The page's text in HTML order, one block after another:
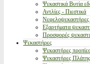
Ψεκαστικά Βυτία
Αντλίες - Πιεστικά
Εξαρτήματα
Προσφορές
Ψεκαστήρες
Ψεκαστήρες
Ψεκαστήρες Πλάτης